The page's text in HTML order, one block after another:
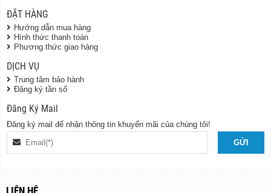
ĐẶT HÀNG
Hướng dẫn mua hàng
Hình thức thanh toán
Phương thức giao hàng
DỊCH VỤ
Trung tâm bảo hành
Đăng ký tần số
Đăng Ký Mail
Đăng ký mail để nhận thông tin khuyến mãi của chúng tôi!
LIÊN HỆ